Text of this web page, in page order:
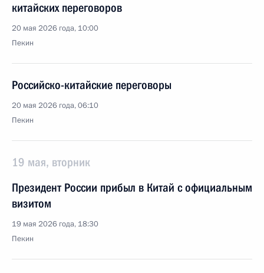
китайских переговоров
20 мая 2026 года, 10:00
Пекин
Российско-китайские переговоры
20 мая 2026 года, 06:10
Пекин
19 мая, вторник
Президент России прибыл в Китай с официальным
визитом
19 мая 2026 года, 18:30
Пекин